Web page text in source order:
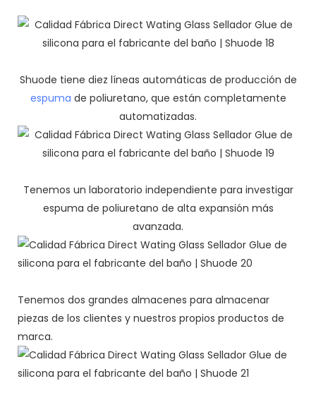
Shuode tiene diez líneas automáticas de producción de
espuma de poliuretano, que están completamente
automatizadas.
Tenemos un laboratorio independiente para investigar
espuma de poliuretano de alta expansión más
avanzada.
Tenemos dos grandes almacenes para almacenar
piezas de los clientes y nuestros propios productos de
marca.